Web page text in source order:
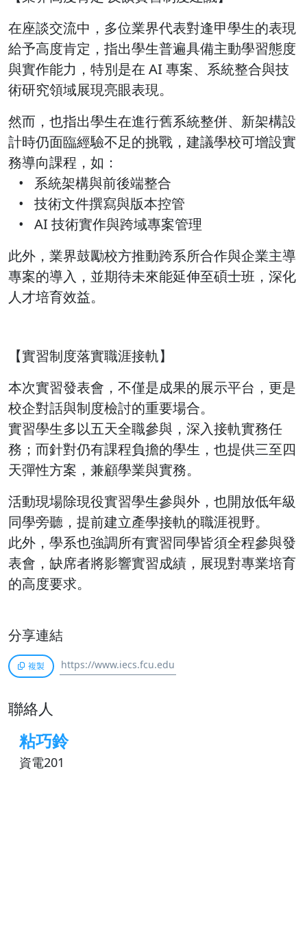
在座談交流中，多位業界代表對逢甲學生的表現
給予高度肯定，指出學生普遍具備主動學習態度
與實作能力，特別是在 AI 專案、系統整合與技
術研究領域展現亮眼表現。
然而，也指出學生在進行舊系統整併、新架構設
計時仍面臨經驗不足的挑戰，建議學校可增設實
務導向課程，如：
• 系統架構與前後端整合
• 技術文件撰寫與版本控管
• AI 技術實作與跨域專案管理
此外，業界鼓勵校方推動跨系所合作與企業主導
專案的導入，並期待未來能延伸至碩士班，深化
人才培育效益。
【實習制度落實職涯接軌】
本次實習發表會，不僅是成果的展示平台，更是
校企對話與制度檢討的重要場合。
實習學生多以五天全職參與，深入接軌實務任
務；而針對仍有課程負擔的學生，也提供三至四
天彈性方案，兼顧學業與實務。
活動現場除現役實習學生參與外，也開放低年級
同學旁聽，提前建立產學接軌的職涯視野。
此外，學系也強調所有實習同學皆須全程參與發
表會，缺席者將影響實習成績，展現對專業培育
的高度要求。
分享連結
複製
聯絡人
粘巧鈴
資電201